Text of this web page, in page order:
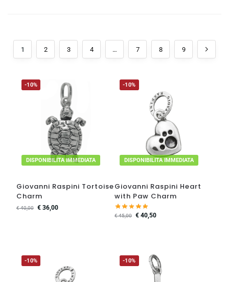
1 2 3 4 … 7 8 9
-10%
DISPONIBILITA IMMEDIATA
Giovanni Raspini Tortoise
Charm
€40,00 €36,00
-10%
DISPONIBILITA IMMEDIATA
Giovanni Raspini Heart
with Paw Charm
€45,00 € 40,50
-10% -10%